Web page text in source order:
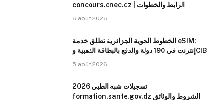
concours.onec.dz | الرابط والخطوات
6 août 2026
الخطوط الجوية الجزائرية تطلق خدمة eSIM:
إنترنت في 190 دولة والدفع بالبطاقة الذهبية وCIB
5 août 2026
تسجيلات شبه الطبي 2026
formation.sante.gov.dz الشروط والوثائق